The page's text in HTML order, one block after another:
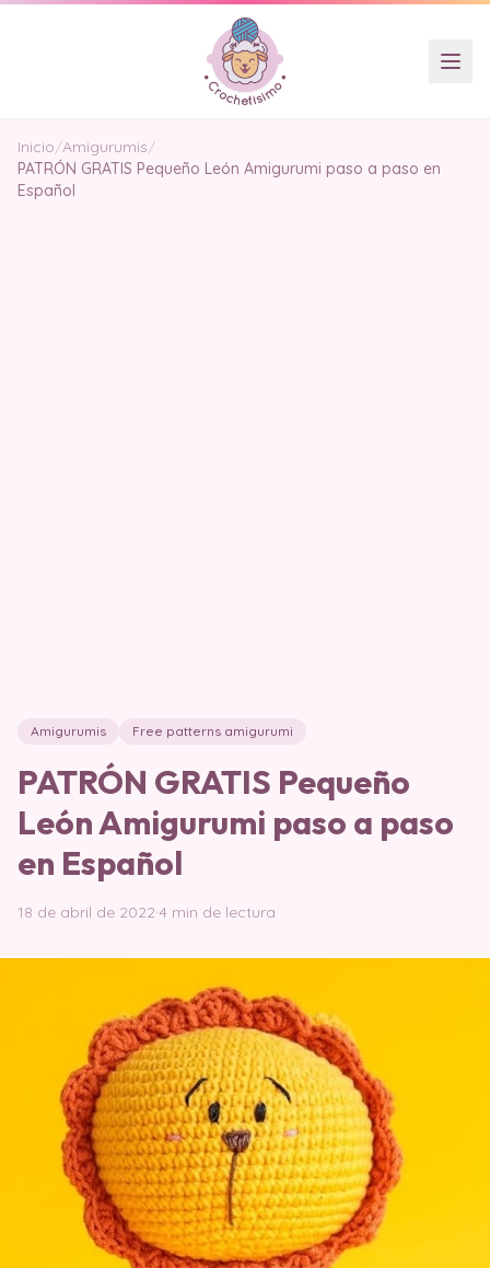
Inicio/Amigurumis/
PATRÓN GRATIS Pequeño León Amigurumi paso a paso en
Español
Amigurumis Free patterns amigurumi
PATRÓN GRATIS Pequeño
León Amigurumi paso a paso
en Español
18 de abril de 2022·4 min de lectura